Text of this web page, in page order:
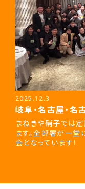
2025.12.3
岐阜・名古屋・
まねきや硝子では
ます。全部署が一
会となっています！